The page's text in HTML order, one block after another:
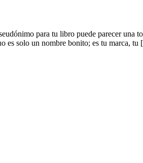
para tu libro puede parecer una
es solo un nombre bonito; es tu marca,